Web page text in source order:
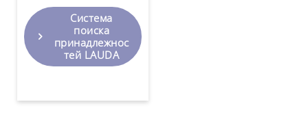
Система
поиска
принадлежнос
тей LAUDA